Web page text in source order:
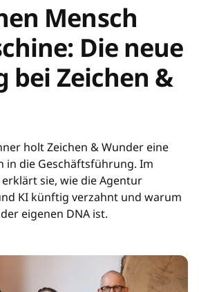
Mensch
Die neue
bei Zeichen &
holt Zeichen & Wunder eine
in die Geschäftsführung. Im
sie, wie die Agentur
KI künftig verzahnt und warum
eigenen DNA ist.